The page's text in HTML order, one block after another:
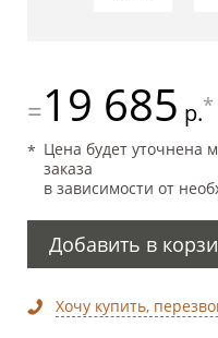
=19 685 р.*
Цена будет уточнена
заказа
в зависимости от
Добавить в
Хочу купить,